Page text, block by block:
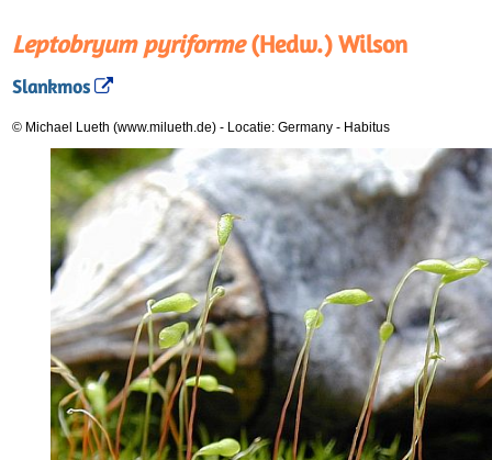
Leptobryum pyriforme(Hedw.) Wilson
Slankmos
© Michael Lueth (www.milueth.de) - Locatie: Germany - Habitus